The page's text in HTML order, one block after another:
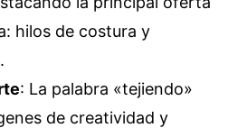
hilos de costura y
: La palabra «tejiendo»
de creatividad y